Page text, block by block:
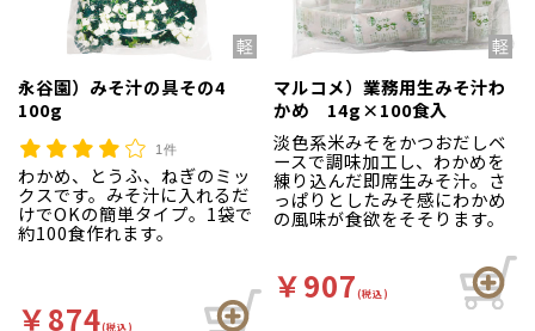
永谷園）みそ汁の具その4
100g
1件
わかめ、とうふ、ねぎのミッ
クスです。みそ汁に入れるだ
けでOKの簡単タイプ。1袋で
約100食作れます。
￥874(税込)
マルコメ）業務用生みそ汁わ
かめ 14g×100食入
淡色系米みそをかつおだしベ
ースで調味加工し、わかめを
練り込んだ即席生みそ汁。さ
っぱりとしたみそ感にわかめ
の風味が食欲をそそります。
￥907(税込)